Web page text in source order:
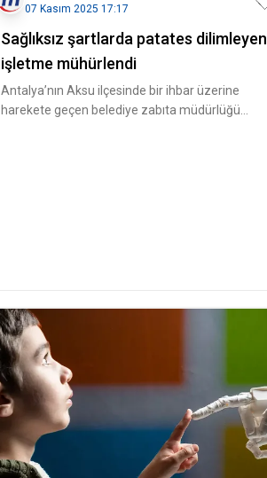
07 Kasım 2025 17:17
Sağlıksız şartlarda patates dilimleyen
işletme mühürlendi
Antalya’nın Aksu ilçesinde bir ihbar üzerine
harekete geçen belediye zabıta müdürlüğü